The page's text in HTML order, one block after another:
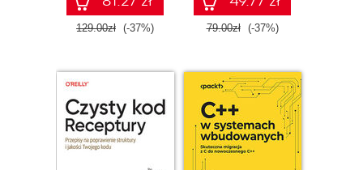
129.00zł (-37%) 79.00zł (-37%)